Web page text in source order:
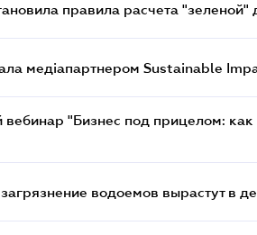
правила расчета "зеленой"
медіапартнером Sustainable
вебинар "Бизнес под прицелом:
водоемов вырастут в